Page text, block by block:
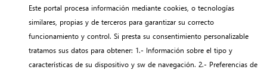
Este portal procesa información mediante cookies, o tecnologías
similares, propias y de terceros para garantizar su correcto
funcionamiento y control. Si presta su consentimiento personalizable
tratamos sus datos para obtener: 1.- Información sobre el tipo y
características de su dispositivo y sw de navegación. 2.- Preferencias de